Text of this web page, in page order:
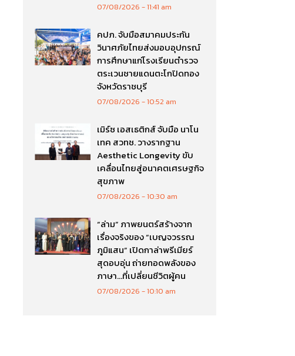
07/08/2026 11:41 am
คปภ. จับมือสมาคมประกัน
วินาศภัยไทยส่งมอบอุปกรณ์
การศึกษาแก่โรงเรียนตำรวจ
ตระเวนชายแดนตะโกปิดทอง
จังหวัดราชบุรี
07/08/2026 10:52 am
เมิร์ซ เอสเธติกส์ จับมือ นาโน
เทค สวทช. วางรากฐาน
Aesthetic Longevity ขับ
เคลื่อนไทยสู่อนาคตเศรษฐกิจ
สุขภาพ
07/08/2026 10:30 am
“ล่าม” ภาพยนตร์สร้างจาก
เรื่องจริงของ “เบญจวรรณ
ภูมิแสน” เปิดกาล่าพรีเมียร์
สุดอบอุ่น ถ่ายทอดพลังของ
ภาษา…ที่เปลี่ยนชีวิตผู้คน
07/08/2026 10:10 am